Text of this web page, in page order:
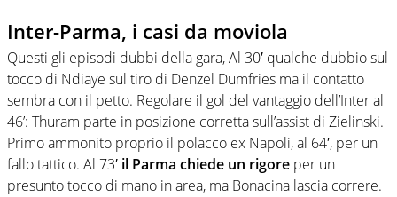
Inter-Parma, i casi da moviola
Questi gli episodi dubbi della gara, Al 30′ qualche dubbio sul
tocco di Ndiaye sul tiro di Denzel Dumfries ma il contatto
sembra con il petto. Regolare il gol del vantaggio dell’Inter al
46’: Thuram parte in posizione corretta sull’assist di Zielinski.
Primo ammonito proprio il polacco ex Napoli, al 64′, per un
fallo tattico. Al 73′ il Parma chiede un rigore per un
presunto tocco di mano in area, ma Bonacina lascia correre.